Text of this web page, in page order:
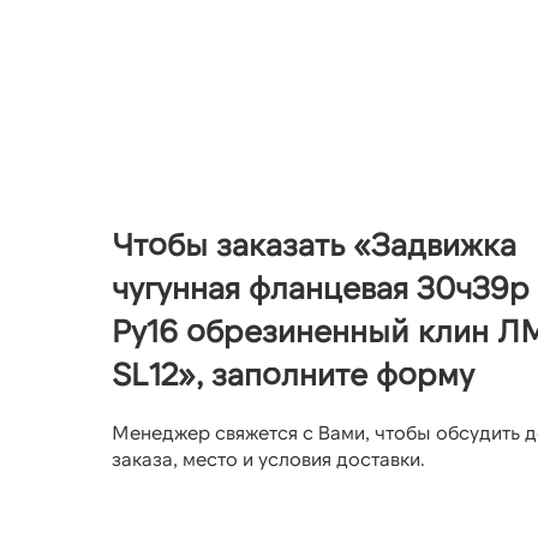
Чтобы заказать «Задвижка
чугунная фланцевая
Ру16 обрезиненный клин
SL12», заполните форму
Менеджер свяжется с Вами, чтобы обсудить
заказа, место и условия доставки.